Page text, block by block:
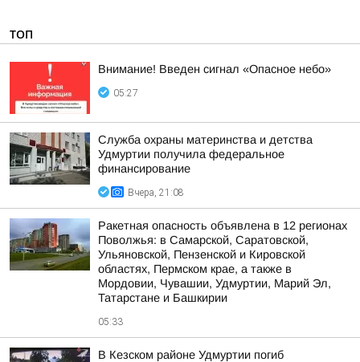
ТОП
Внимание! Введен сигнал «Опасное небо»
05:27
Служба охраны материнства и детства
Удмуртии получила федеральное
финансирование
Вчера, 21:08
Ракетная опасность объявлена в 12 регионах
Поволжья: в Самарской, Саратовской,
Ульяновской, Пензенской и Кировской
областях, Пермском крае, а также в
Мордовии, Чувашии, Удмуртии, Марий Эл,
Татарстане и Башкирии
05:33
В Кезском районе Удмуртии погиб